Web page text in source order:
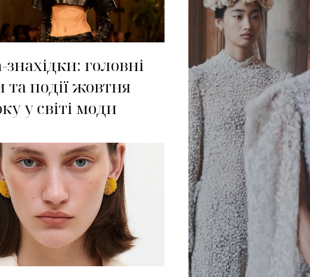
знахідки: головні
події жовтня
у світі моди